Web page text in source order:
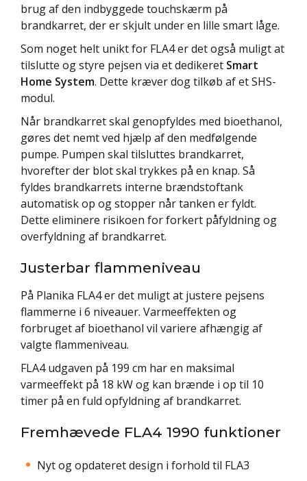
brug af den indbyggede touchskærm på
brandkarret, der er skjult under en lille smart låge.
Som noget helt unikt for FLA4 er det også muligt at
tilslutte og styre pejsen via et dedikeret Smart
Home System. Dette kræver dog tilkøb af et SHS-
modul.
Når brandkarret skal genopfyldes med bioethanol,
gøres det nemt ved hjælp af den medfølgende
pumpe. Pumpen skal tilsluttes brandkarret,
hvorefter der blot skal trykkes på en knap. Så
fyldes brandkarrets interne brændstoftank
automatisk op og stopper når tanken er fyldt.
Dette eliminere risikoen for forkert påfyldning og
overfyldning af brandkarret.
Justerbar flammeniveau
På Planika FLA4 er det muligt at justere pejsens
flammerne i 6 niveauer. Varmeeffekten og
forbruget af bioethanol vil variere afhængig af
valgte flammeniveau.
FLA4 udgaven på 199 cm har en maksimal
varmeeffekt på 18 kW og kan brænde i op til 10
timer på en fuld opfyldning af brandkarret.
Fremhævede FLA4 1990 funktioner
Nyt og opdateret design i forhold til FLA3